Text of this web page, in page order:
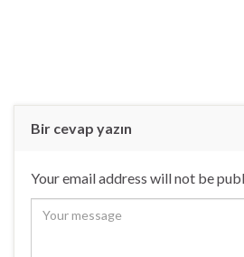
Bir cevap yazın
Your email address will not be